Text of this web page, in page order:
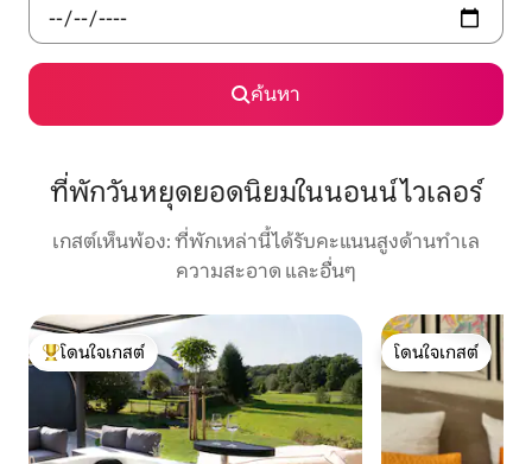
ค้นหา
ที่พักวันหยุดยอดนิยมในนอนน์ไวเลอร์
เกสต์เห็นพ้อง: ที่พักเหล่านี้ได้รับคะแนนสูงด้านทำเล
ความสะอาด และอื่นๆ
โดนใจเกสต์ที่สุด
โดนใจเกสต์
โดนใจเกสต์
โดนใจเกสต์